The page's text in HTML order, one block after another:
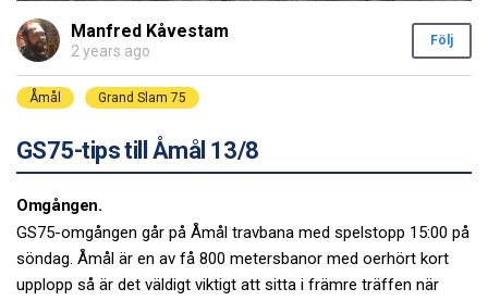
Manfred Kåvestam
2 years ago
Följ
Åmål Grand Slam 75
GS75-tips till Åmål 13/8
Omgången.
GS75-omgången går på Åmål travbana med spelstopp 15:00 på
söndag. Åmål är en av få 800 metersbanor med oerhört kort
upplopp så är det väldigt viktigt att sitta i främre träffen när